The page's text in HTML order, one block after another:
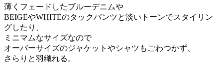
薄くフェードしたブルーデニムや
BEIGEやWHITEのタックパンツと淡いトーンでスタイリン
グしたり、
ミニマムなサイズなので
オーバーサイズのジャケットやシャツもごわつかず、
さらりと羽織れる。